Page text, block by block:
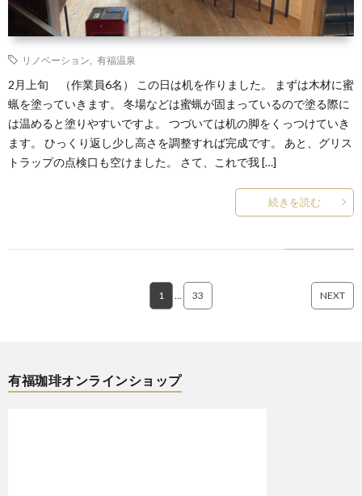
リノベーション 有福温泉
2月上旬 （作業員6名） この日は机を作りました。 まずは木材に蜜
蝋を塗っていきます。 冬場などは蜜蝋が固まっているので塗る際に
は温めると塗りやすいですよ。 つづいては机の脚をくっつけていき
ます。 ひっくり返し少し高さを調整すれば完成です。 あと、グリス
トラップの点検口も空けました。 さて、これで我 […]
続きを読む
1 33 NEXT
有福珈琲オンラインショップ